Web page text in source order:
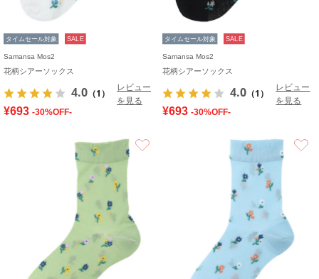
タイムセール対象 SALE
Samansa Mos2
花柄シアーソックス
4.0 （1）
レビュー
を見る
¥693 -30%OFF-
タイムセール対象 SALE
Samansa Mos2
花柄シアーソックス
4.0 （1）
レビュー
を見る
¥693 -30%OFF-